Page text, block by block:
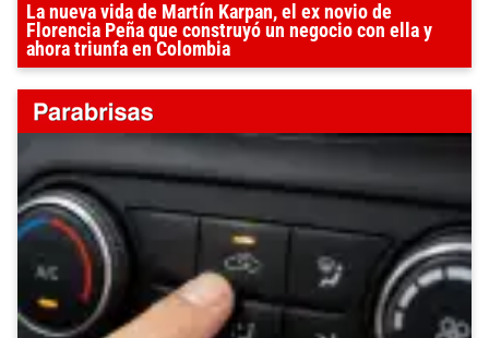
La nueva vida de Martín Karpan, el ex novio de
Florencia Peña que construyó un negocio con ella y
ahora triunfa en Colombia